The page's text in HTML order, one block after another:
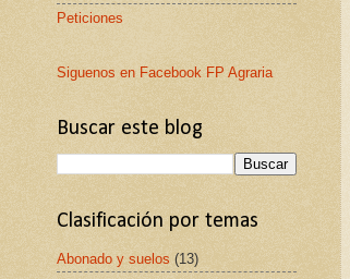
Peticiones
Siguenos en Facebook FP Agraria
Buscar este blog
Clasificación por temas
Abonado y suelos (13)